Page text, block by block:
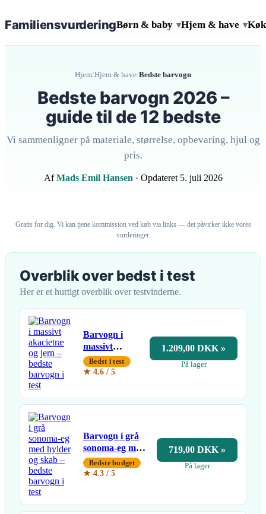
FamiliensvurderingBørn & baby ▾Hjem & have ▾
Hjem/Hjem & have/Bedste barvogn
Bedste barvogn 2026 –
guide til de 12 bedste
Vi sammenligner på materiale, størrelse, opbevaring, hjul og
pris.
AfMads Emil Hansen · Opdateret 5. juli 2026
Gratis for dig. Vi kan tjene kommission ved køb via links — det påvirker ikke vores
vurderinger.
Overblik over bedst i test
Her er et hurtigt overblik over testvinderne.
Barvogn i
massivt
akacietræ og
jern
Bedst i test
★ 4.6 / 5
1.209,00 DKK »
På lager
Barvogn i grå
sonoma-eg med
hylder og skab
Bedste budget
★ 4.3 / 5
719,00 DKK »
På lager